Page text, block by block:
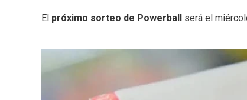
El próximo sorteo de Powerball será el